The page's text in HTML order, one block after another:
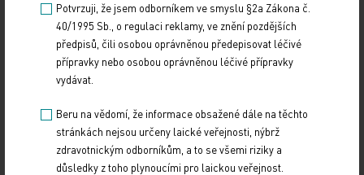
rozhodnutí. Navíc mám výhodu, že pracuji 110
kilometrů od bydliště, takže teoreticky bych mohla
dojíždět denně. Prakticky každý víkend jsem s
rodinou v kontaktu.
Zůstává otevřená možnost návratu do ČR, co by
se muselo změnit?
Potvrzuji, že jsem odborníkem ve smyslu §2a Zákona č.
40/1995 Sb., o regulaci reklamy, ve znění pozdějších
předpisů, čili osobou oprávněnou předepisovat léčivé
přípravky nebo osobou oprávněnou léčivé přípravky
vydávat.
Beru na vědomí, že informace obsažené dále na těchto
stránkách nejsou určeny laické veřejnosti, nýbrž
zdravotnickým odborníkům, a to se všemi riziky a
důsledky z toho plynoucími pro laickou veřejnost.